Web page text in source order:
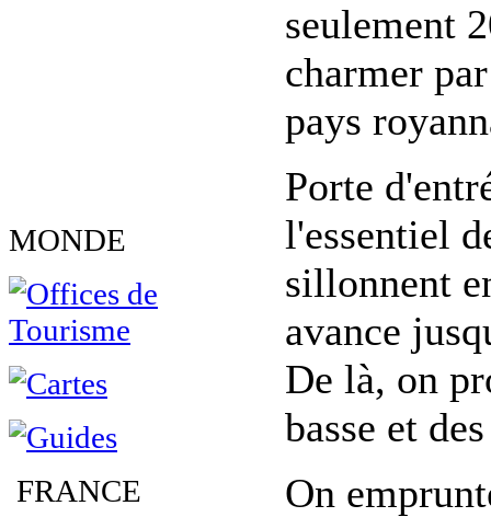
MONDE
FRANCE
seulement
charmer
pays
Porte
l'essentiel
sillonnent
avance
De là, on
basse et
On